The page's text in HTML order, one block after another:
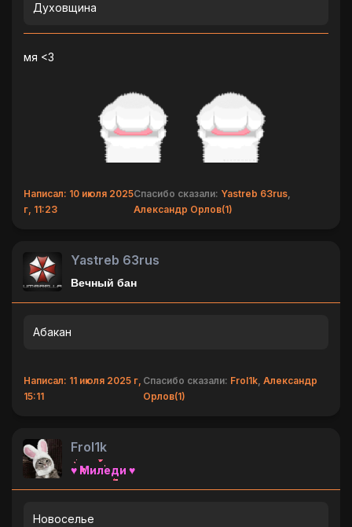
Духовщина
мя <3
Написал: 10 июля 2025
г, 11:23
Спасибо сказали: Yastreb 63rus,
Александр Орлов(1)
Yastreb 63rus
Вечный бан
Абакан
Написал: 11 июля 2025 г,
15:11
Спасибо сказали: Frol1k, Александр
Орлов(1)
Frol1k
♥ Миледи ♥
Новоселье